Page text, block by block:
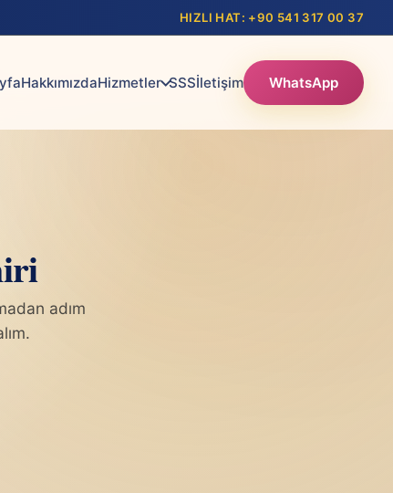
HIZLI HAT: +90 541 317 00 37
HakkımızdaHizmetler SSSİletişim WhatsApp
adım